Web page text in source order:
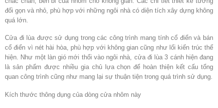
đối gọn và nhỏ, phù hợp với những ngôi nhà có diện tích xây dựng không
quá lớn.
Cửa đi lùa được sử dụng trong các công trình mang tính cổ điển và bán
cổ điển vì nét hài hòa, phù hợp với không gian cũng như lối kiến trúc thể
hiện. Như một làn gió mới thổi vào ngôi nhà, cửa đi lùa 3 cánh hiện đang
là sản phẩm được nhiều gia chủ lựa chọn để hoàn thiện kết cấu tổng
quan công trình cũng như mang lại sự thuận tiện trong quá trình sử dụng.
Kích thước thông dụng của dòng cửa nhôm này